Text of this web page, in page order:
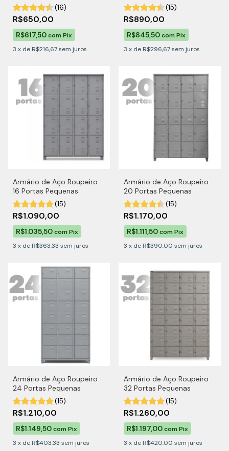
(16)
R$650,00
R$617,50comPix
3 x de R$216,67sem juros
(15)
R$890,00
R$845,50com Pix
3 x de R$296,67 sem juros
Armário de Aço Roupeiro
16 Portas Pequenas
(15)
R$1.090,00
R$1.035,50comPix
3 x de R$363,33 sem juros
Armário de Aço Roupeiro
20 Portas Pequenas
(15)
R$1.170,00
R$1.111,50com Pix
3 x de R$390,00 sem juros
Armário de Aço Roupeiro
24 Portas Pequenas
(15)
R$1.210,00
R$1.149,50comPix
3 x de R$403,33 sem juros
Armário de Aço Roupeiro
32 Portas Pequenas
(15)
R$1.260,00
R$1.197,00com Pix
3 x de R$420,00 sem juros